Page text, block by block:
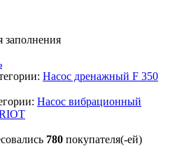
заполнения
Насос дренажный F 350
Насос вибрационный
780 покупателя(-ей)